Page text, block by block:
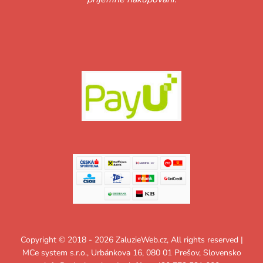
Copyright © 2018 - 2026 ZaluzieWeb.cz, All rights reserved |
MCe system s.r.o., Urbánkova 16, 080 01 Prešov, Slovensko